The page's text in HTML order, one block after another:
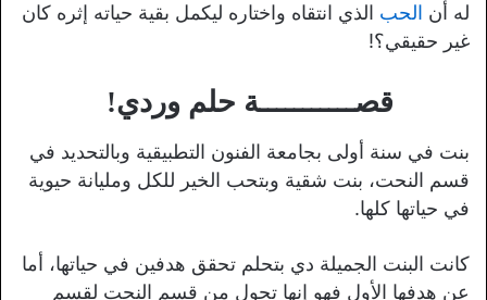
له أن الحب الذي انتقاه واختاره ليكمل بقية حياته إثره كان
غير حقيقي؟!
قصـــــــــــة حلم وردي!
بنت في سنة أولى بجامعة الفنون التطبيقية وبالتحديد في
قسم النحت، بنت شقية وبتحب الخير للكل ومليانة حيوية
في حياتها كلها.
كانت البنت الجميلة دي بتحلم تحقق هدفين في حياتها، أما
عن هدفها الأول فهو إنها تحول من قسم النحت لقسم